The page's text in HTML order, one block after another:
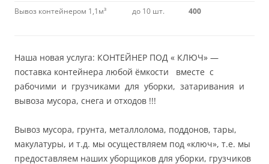
Вывоз контейнером 1,1м³ до 10 шт. 400
Наша новая услуга: КОНТЕЙНЕР ПОД « КЛЮЧ» —
поставка контейнера любой ёмкости вместе с
рабочими и грузчиками для уборки, затаривания и
вывоза мусора, снега и отходов !!!
Вывоз мусора, грунта, металлолома, поддонов, тары,
макулатуры, и т.д. мы осуществляем под «ключ», т.е. мы
предоставляем наших уборщиков для уборки, грузчиков